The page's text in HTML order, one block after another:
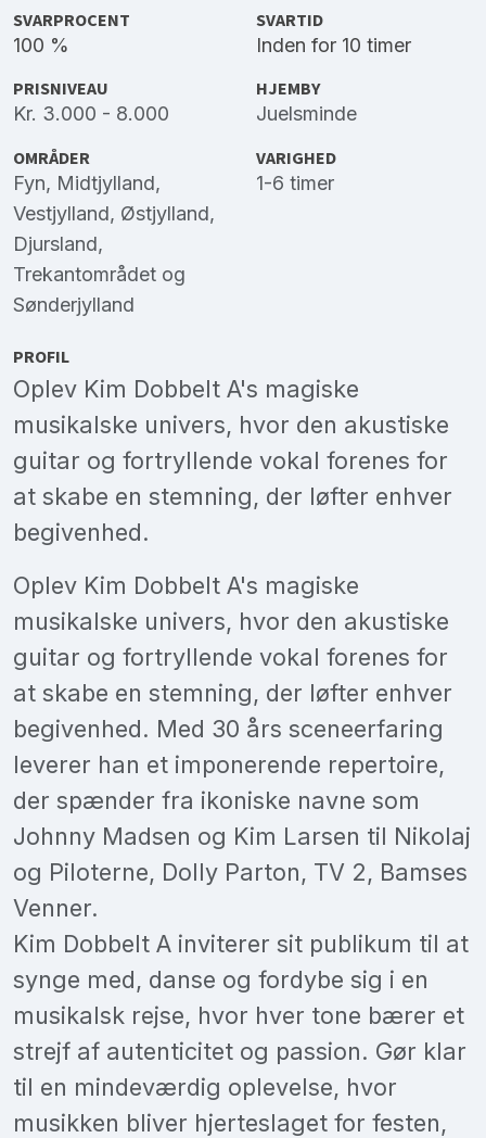
SVARPROCENT
100 %
SVARTID
Inden for 10 timer
PRISNIVEAU
Kr. 3.000 - 8.000
HJEMBY
Juelsminde
OMRÅDER
Fyn, Midtjylland,
Vestjylland, Østjylland,
Djursland,
Trekantområdet og
Sønderjylland
VARIGHED
1-6 timer
PROFIL
Oplev Kim Dobbelt A's magiske
musikalske univers, hvor den akustiske
guitar og fortryllende vokal forenes for
at skabe en stemning, der løfter enhver
begivenhed.
Oplev Kim Dobbelt A's magiske
musikalske univers, hvor den akustiske
guitar og fortryllende vokal forenes for
at skabe en stemning, der løfter enhver
begivenhed. Med 30 års sceneerfaring
leverer han et imponerende repertoire,
der spænder fra ikoniske navne som
Johnny Madsen og Kim Larsen til Nikolaj
og Piloterne, Dolly Parton, TV 2, Bamses
Venner.
Kim Dobbelt A inviterer sit publikum til at
synge med, danse og fordybe sig i en
musikalsk rejse, hvor hver tone bærer et
strejf af autenticitet og passion. Gør klar
til en mindeværdig oplevelse, hvor
musikken bliver hjerteslaget for festen,